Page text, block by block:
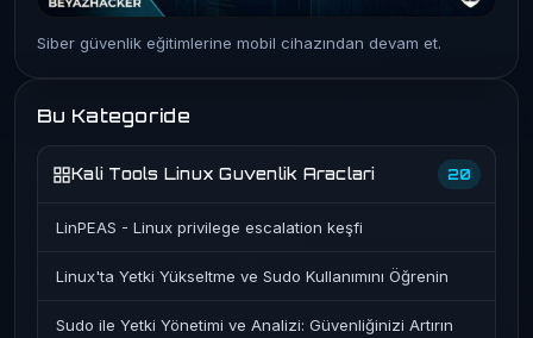
Siber güvenlik eğitimlerine mobil cihazından devam et.
Bu Kategoride
Kali Tools Linux Guvenlik Araclari 20
LinPEAS - Linux privilege escalation keşfi
Linux'ta Yetki Yükseltme ve Sudo Kullanımını Öğrenin
Sudo ile Yetki Yönetimi ve Analizi: Güvenliğinizi Artırın